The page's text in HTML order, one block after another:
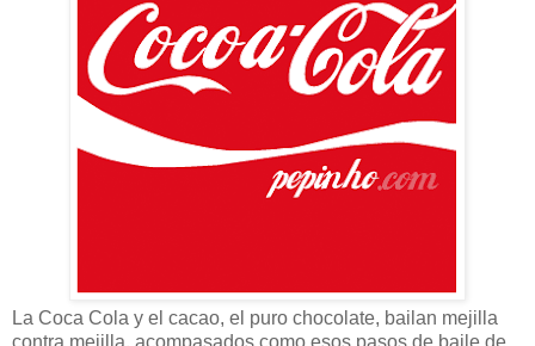
La Coca Cola y el cacao, el puro chocolate, bailan mejilla
contra mejilla, acompasados como esos pasos de baile de